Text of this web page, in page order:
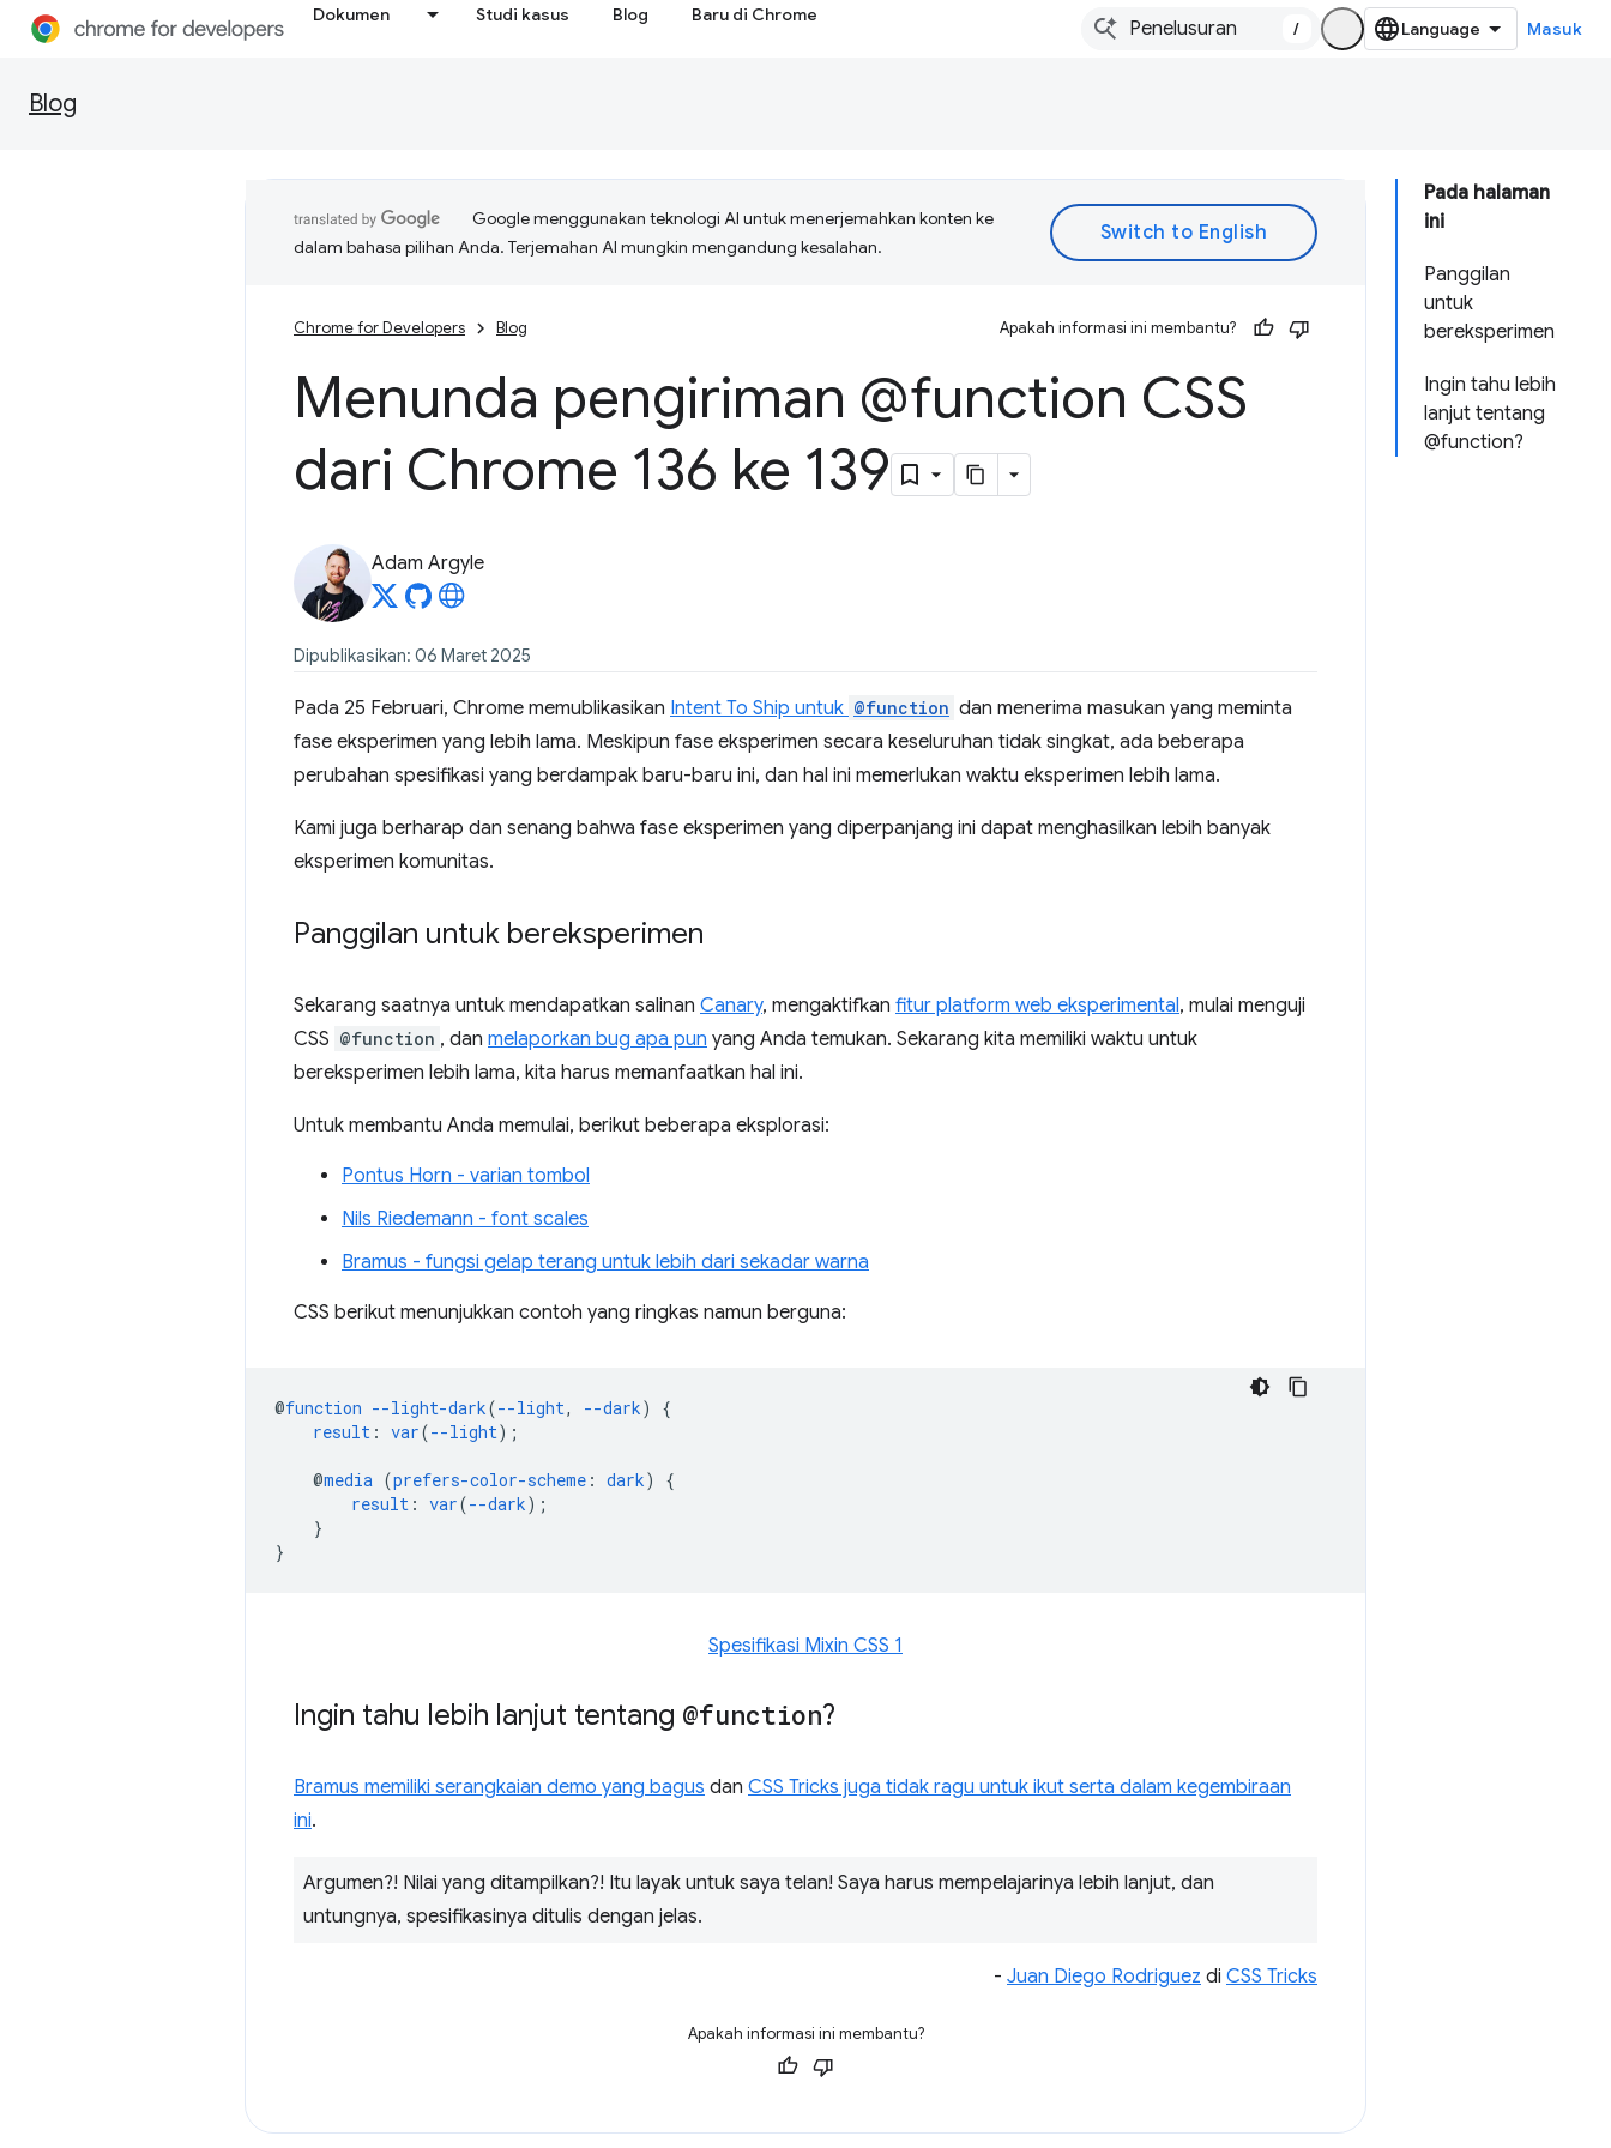
Dokumen Studi kasus Blog Baru di Chrome
/ Masuk
Blog
Pada halaman
ini
Panggilan
untuk
bereksperimen
Ingin tahu lebih
lanjut tentang
@function?
Google menggunakan teknologi AI untuk menerjemahkan konten ke
dalam bahasa pilihan Anda. Terjemahan AI mungkin mengandung kesalahan.
Chrome for Developers Blog Apakah informasi ini membantu?
Menunda pengiriman @function CSS
dari Chrome 136 ke 139
Adam Argyle
Dipublikasikan: 06 Maret 2025
Pada 25 Februari, Chrome memublikasikan Intent To Ship untuk @function dan menerima masukan yang meminta
fase eksperimen yang lebih lama. Meskipun fase eksperimen secara keseluruhan tidak singkat, ada beberapa
perubahan spesifikasi yang berdampak baru-baru ini, dan hal ini memerlukan waktu eksperimen lebih lama.
Kami juga berharap dan senang bahwa fase eksperimen yang diperpanjang ini dapat menghasilkan lebih banyak
eksperimen komunitas.
Panggilan untuk bereksperimen
Sekarang saatnya untuk mendapatkan salinan Canary, mengaktifkan fitur platform web eksperimental, mulai menguji
CSS @function , dan melaporkan bug apa pun yang Anda temukan. Sekarang kita memiliki waktu untuk
bereksperimen lebih lama, kita harus memanfaatkan hal ini.
Untuk membantu Anda memulai, berikut beberapa eksplorasi:
Pontus Horn - varian tombol
Nils Riedemann - font scales
Bramus - fungsi gelap terang untuk lebih dari sekadar warna
CSS berikut menunjukkan contoh yang ringkas namun berguna:
@function --light-dark(--light, --dark)
{
result : var(--light);
@media (prefers-color-scheme : dark)
{
result : var(--dark);
}
}
Spesifikasi Mixin CSS 1
Ingin tahu lebih lanjut tentang @function?
Bramus memiliki serangkaian demo yang bagus dan CSS Tricks juga tidak ragu untuk ikut serta dalam kegembiraan
ini.
Argumen?! Nilai yang ditampilkan?! Itu layak untuk saya telan! Saya harus mempelajarinya lebih lanjut, dan
untungnya, spesifikasinya ditulis dengan jelas.
- Juan Diego Rodriguez di CSS Tricks
Apakah informasi ini membantu?